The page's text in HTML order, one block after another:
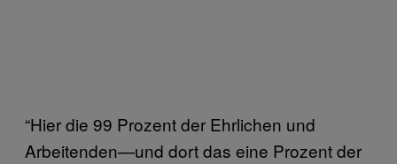
“Hier die 99 Prozent der Ehrlichen und
Arbeitenden—und dort das eine Prozent der